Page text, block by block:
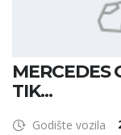
MERCEDES
TIK...
Godište vozila